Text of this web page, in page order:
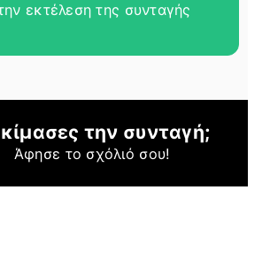
εκτέλεση της συνταγής
την συνταγή;
Άφησε το σχόλιό σου!